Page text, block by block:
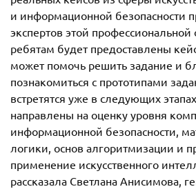
и информационной безопасности
экспертов этой профессиональной
ребятам будет предоставлены
может помочь решить задание и
познакомиться с прототипами
встретятся уже в следующих
направлены на оценку уровня
информационной безопасности,
логики, основ алгоритмизации и
применение искусственного
рассказала Светлана Анисимова,